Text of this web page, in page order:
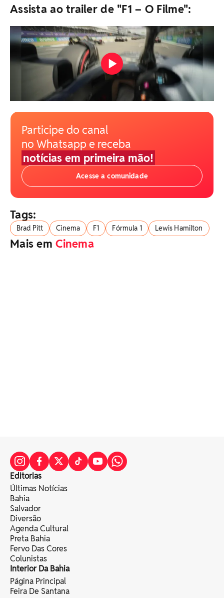
Assista ao trailer de "F1 – O Filme":
Participe do canal
no Whatsapp e receba
notícias em primeira mão!
Acesse a comunidade
Tags:
Brad Pitt Cinema F1 Fórmula 1 Lewis Hamilton
Mais emCinema
Editorias
Últimas Notícias
Bahia
Salvador
Diversão
Agenda Cultural
Preta Bahia
Fervo Das Cores
Colunistas
Interior Da Bahia
Página Principal
Feira De Santana